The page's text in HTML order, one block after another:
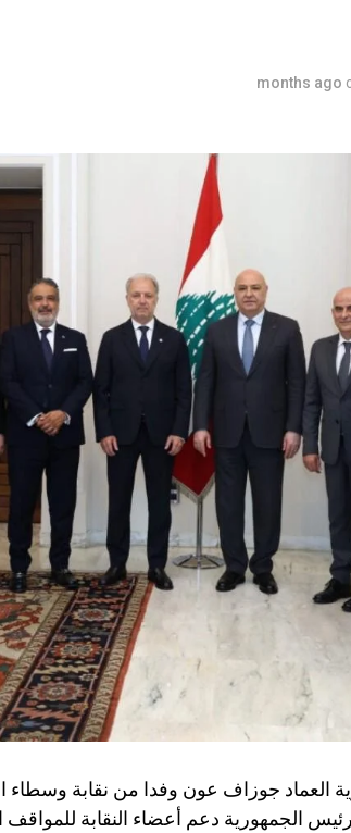
العماد جوزاف عون وفدا من نقابة وسطاء
الجمهورية دعم أعضاء النقابة